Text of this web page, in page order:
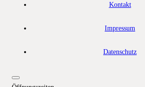
Kontakt
Impressum
Datenschutz